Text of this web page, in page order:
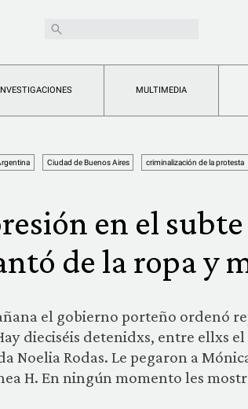
YouTubeBuscar:
MULTIMEDIA
Ciudad de Buenos Aires criminalización de la protesta
en el
de la ropa y
el gobierno porteño ordenó
dieciséis detenidxs, entre ellxs
Noelia Rodas. Le pegaron a
H. En ningún momento les